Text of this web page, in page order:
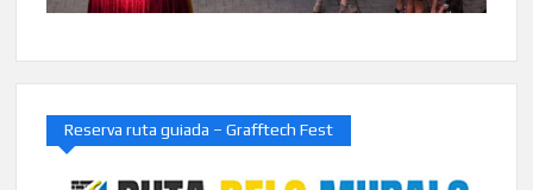
Reserva ruta guiada – Grafftech Fest